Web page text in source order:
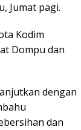
Jumat pagi.
Kodim
Dompu dan
dengan
dan